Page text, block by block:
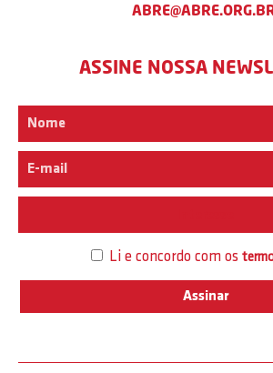
ASSINE NOSSA
Li e concordo com os